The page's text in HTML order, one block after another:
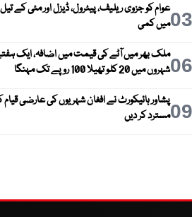
03عوام کو جزوی ریلیف، پیٹرول، ڈیزل اور مٹی کے
میں کمی
06ملک بھر میں آٹے کی قیمت میں اضافہ، ایک
شہروں میں 20 کلو تھیلا 100 روپے تک مہنگا
09پشاور ہائیکورٹ نے افغان شہریوں کی عارضی
مسترد کر دیں